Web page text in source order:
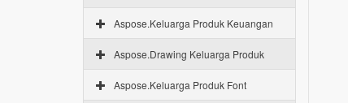
Aspose.Keluarga Produk Keuangan
Aspose.Drawing Keluarga Produk
Aspose.Keluarga Produk Font